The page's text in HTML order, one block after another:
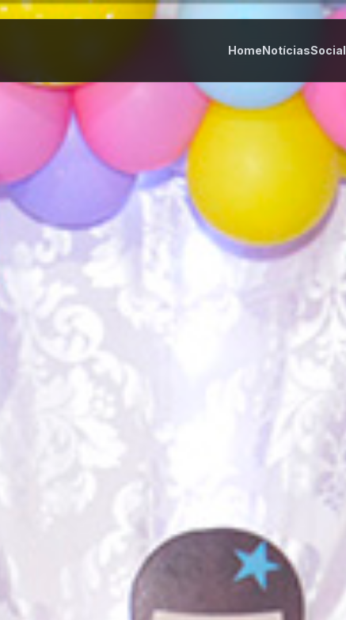
HomeNotíciasSocial
Esportes